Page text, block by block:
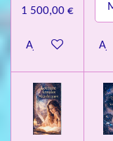
1 500,00 €
Ajouter au panier